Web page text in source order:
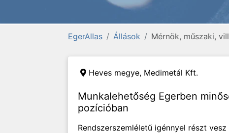
EgerAllas Állások Mérnök, műszaki,
Heves megye, Medimetál Kft.
Munkalehetőség Egerben
pozícióban
Rendszerszemléletű igénnyel részt